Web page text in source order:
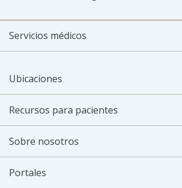
Servicios médicos
Ubicaciones
Recursos para pacientes
Sobre nosotros
Portales